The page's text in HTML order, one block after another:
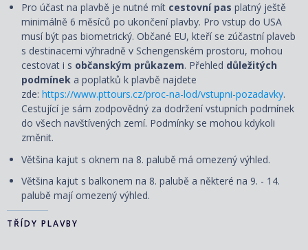
Pro účast na plavbě je nutné mít cestovní pas platný ještě
minimálně 6 měsíců po ukončení plavby. Pro vstup do USA
musí být pas biometrický. Občané EU, kteří se zúčastní plaveb
s destinacemi výhradně v Schengenském prostoru, mohou
cestovat i s občanským průkazem. Přehled důležitých
podmínek a poplatků k plavbě najdete
zde: https://www.pttours.cz/proc-na-lod/vstupni-pozadavky.
Cestující je sám zodpovědný za dodržení vstupních podmínek
do všech navštívených zemí. Podmínky se mohou kdykoli
změnit.
Většina kajut s oknem na 8. palubě má omezený výhled.
Většina kajut s balkonem na 8. palubě a některé na 9. - 14.
palubě mají omezený výhled.
TŘÍDY PLAVBY